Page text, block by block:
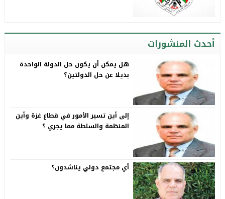
أحدث المنشورات
هل يمكن أن يكون حل الدولة الواحدة
بديلا عن حل الدولتين؟
إلى أين تسير الأمور في قطاع غزة وأين
المنظمة والسلطة مما يجري ؟
أي مجتمع دولي يناشدون؟